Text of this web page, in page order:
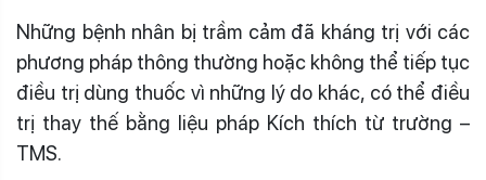
Những bệnh nhân bị trầm cảm đã kháng trị với các
phương pháp thông thường hoặc không thể tiếp tục
điều trị dùng thuốc vì những lý do khác, có thể điều
trị thay thế bằng liệu pháp Kích thích từ trường –
TMS.